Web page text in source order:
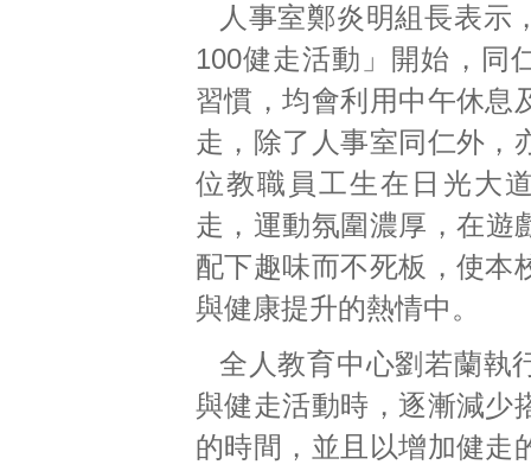
人事室鄭炎明組長表示
100健走活動」開始，同
習慣，均會利用中午休息
走，除了人事室同仁外，
位教職員工生在日光大
走，運動氛圍濃厚，在遊
配下趣味而不死板，使本
與健康提升的熱情中。
全人教育中心劉若蘭執
與健走活動時，逐漸減少
的時間，並且以增加健走